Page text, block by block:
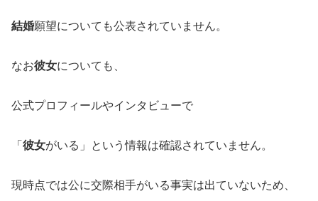
結婚願望についても公表されていません。
なお彼女についても、
公式プロフィールやインタビューで
「 彼女がいる」という情報は確認されていません。
現時点では公に交際相手がいる事実は出ていないため、